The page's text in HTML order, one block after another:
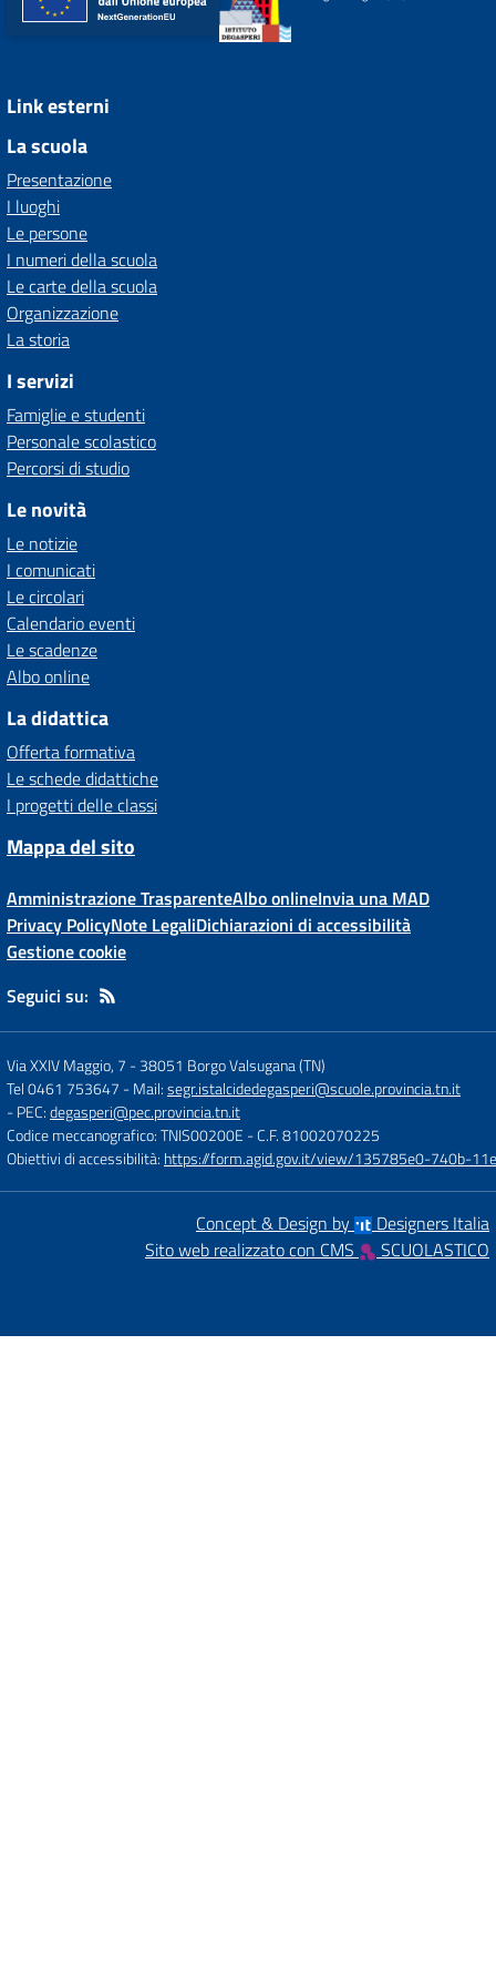
Link esterni
La scuola
Presentazione
I luoghi
Le persone
I numeri della scuola
Le carte della scuola
Organizzazione
La storia
I servizi
Famiglie e studenti
Personale scolastico
Percorsi di studio
Le novità
Le notizie
I comunicati
Le circolari
Calendario eventi
Le scadenze
Albo online
La didattica
Offerta formativa
Le schede didattiche
I progetti delle classi
Mappa del sito
Amministrazione TrasparenteAlbo onlineInvia una MAD
Privacy PolicyNote LegaliDichiarazioni di accessibilità
Gestione cookie
Seguici su:
Via XXIV Maggio, 7 -38051 Borgo Valsugana (TN)
Tel 0461 753647 - Mail:segr.istalcidedegasperi@scuole.provincia.tn.it
- PEC:degasperi@pec.provincia.tn.it
Codice meccanografico: TNIS00200E - C.F. 81002070225
Obiettivi di accessibilità: https://form.agid.gov.it/view/135785e0-740b-
Concept & Design by
Designers Italia
Sito web realizzato con CMS
SCUOLASTICO